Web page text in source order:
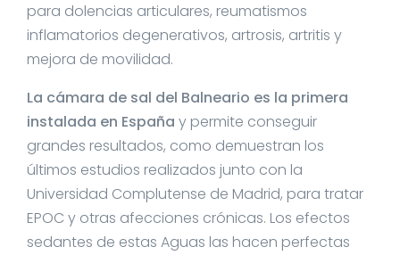
para dolencias articulares, reumatismos
inflamatorios degenerativos, artrosis, artritis y
mejora de movilidad.
La cámara de sal del Balneario es la primera
instalada en España y permite conseguir
grandes resultados, como demuestran los
últimos estudios realizados junto con la
Universidad Complutense de Madrid, para tratar
EPOC y otras afecciones crónicas. Los efectos
sedantes de estas Aguas las hacen perfectas